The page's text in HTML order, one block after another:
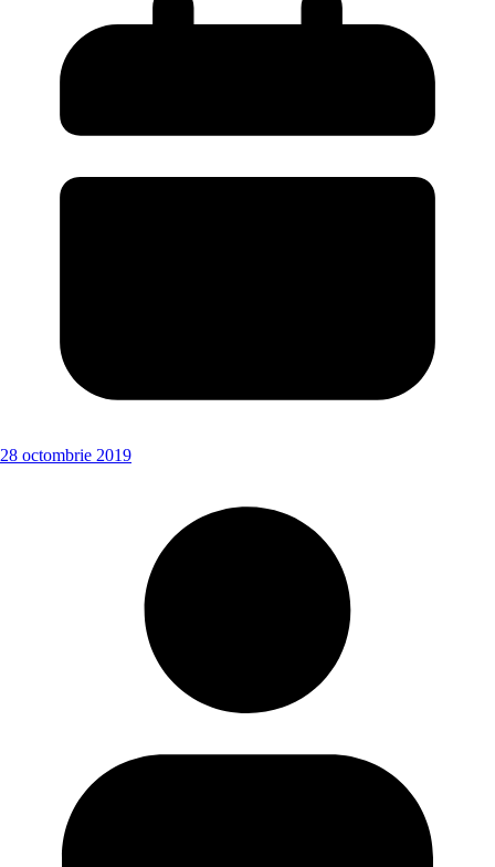
28 octombrie 2019